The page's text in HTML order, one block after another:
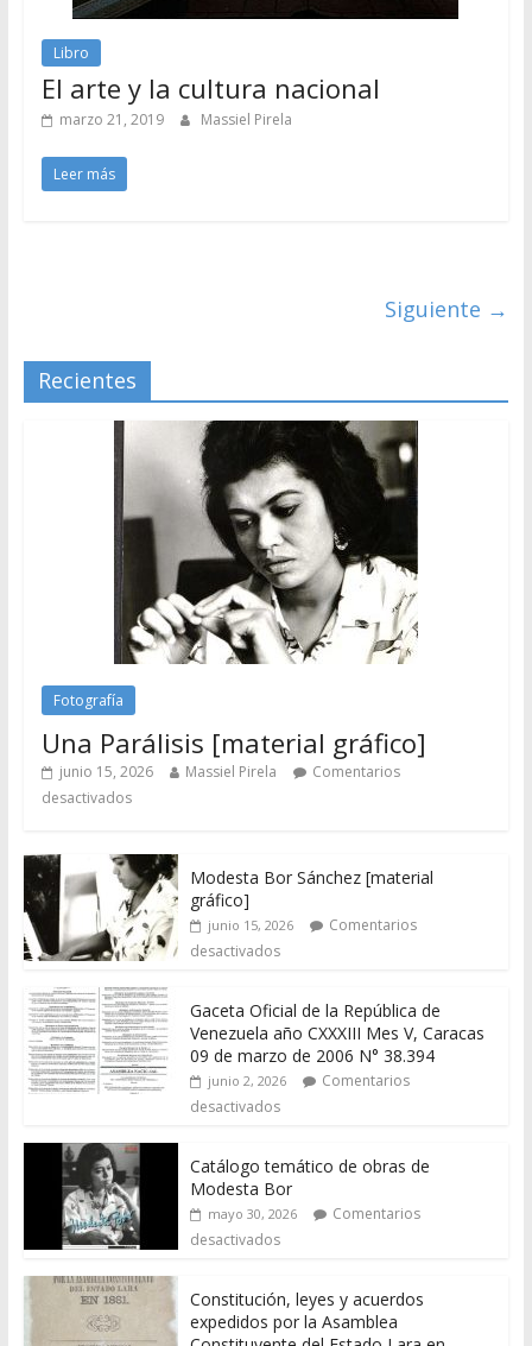
Libro
El arte y la cultura nacional
marzo 21, 2019 Massiel Pirela
Leer más
Siguiente →
Recientes
Fotografía
Una Parálisis [material gráfico]
junio 15, 2026 Massiel Pirela
Comentarios
desactivados
Modesta Bor Sánchez [material
gráfico]
junio 15, 2026
Comentarios
desactivados
Gaceta Oficial de la República de
Venezuela año CXXXIII Mes V, Caracas
09 de marzo de 2006 N° 38.394
junio 2, 2026
Comentarios
desactivados
Catálogo temático de obras de
Modesta Bor
mayo 30, 2026
Comentarios
desactivados
Constitución, leyes y acuerdos
expedidos por la Asamblea